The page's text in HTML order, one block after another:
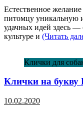
Естественное
питомцу уникальную
удачных идей здесь —
культуре и (Читать
Клички для
Клички на букву
10.02.2020